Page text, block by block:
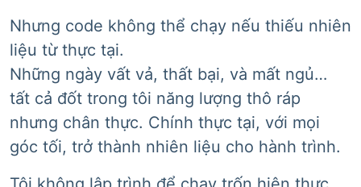
Nhưng code không thể chạy nếu thiếu nhiên
liệu từ thực tại.
Những ngày vất vả, thất bại, và mất ngủ…
tất cả đốt trong tôi năng lượng thô ráp
nhưng chân thực. Chính thực tại, với mọi
góc tối, trở thành nhiên liệu cho hành trình.